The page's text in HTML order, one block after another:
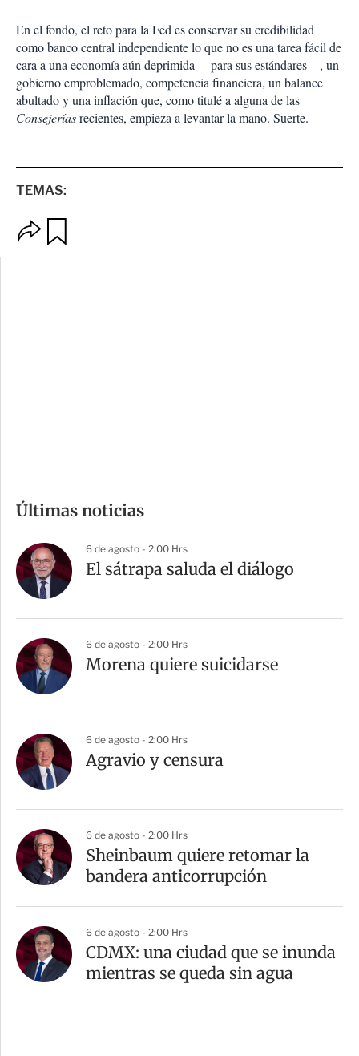
En el fondo, el reto para la Fed es conservar su credibilidad
como banco central independiente lo que no es una tarea fácil de
cara a una economía aún deprimida —para sus estándares—, un
gobierno emproblemado, competencia financiera, un balance
abultado y una inflación que, como titulé a alguna de las
Consejeríasrecientes, empieza a levantar la mano. Suerte.
TEMAS:
p
p
a
r
t
Últimas noticias
6 de agosto - 2:00 Hrs
El sátrapa saluda el diálogo
6 de agosto - 2:00 Hrs
Morena quiere suicidarse
6 de agosto - 2:00 Hrs
Agravio y censura
6 de agosto - 2:00 Hrs
Sheinbaum quiere retomar la
bandera anticorrupción
6 de agosto - 2:00 Hrs
CDMX: una ciudad que se inunda
mientras se queda sin agua